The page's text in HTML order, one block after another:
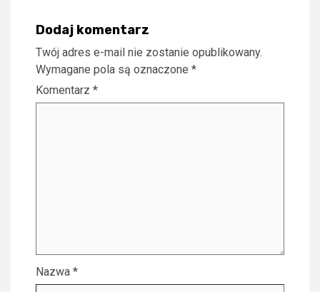
Dodaj komentarz
Twój adres e-mail nie zostanie opublikowany.
Wymagane pola są oznaczone *
Komentarz *
Nazwa *